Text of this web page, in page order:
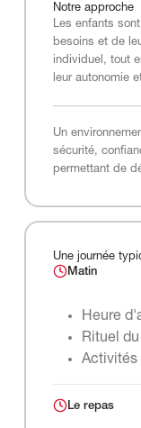
Notre approche
Les enfants
besoins et de
individuel, tout
leur autonomie
Un
sécurité,
permettant de
Une journée
Matin
Heure
Rituel
Activités
Le repas